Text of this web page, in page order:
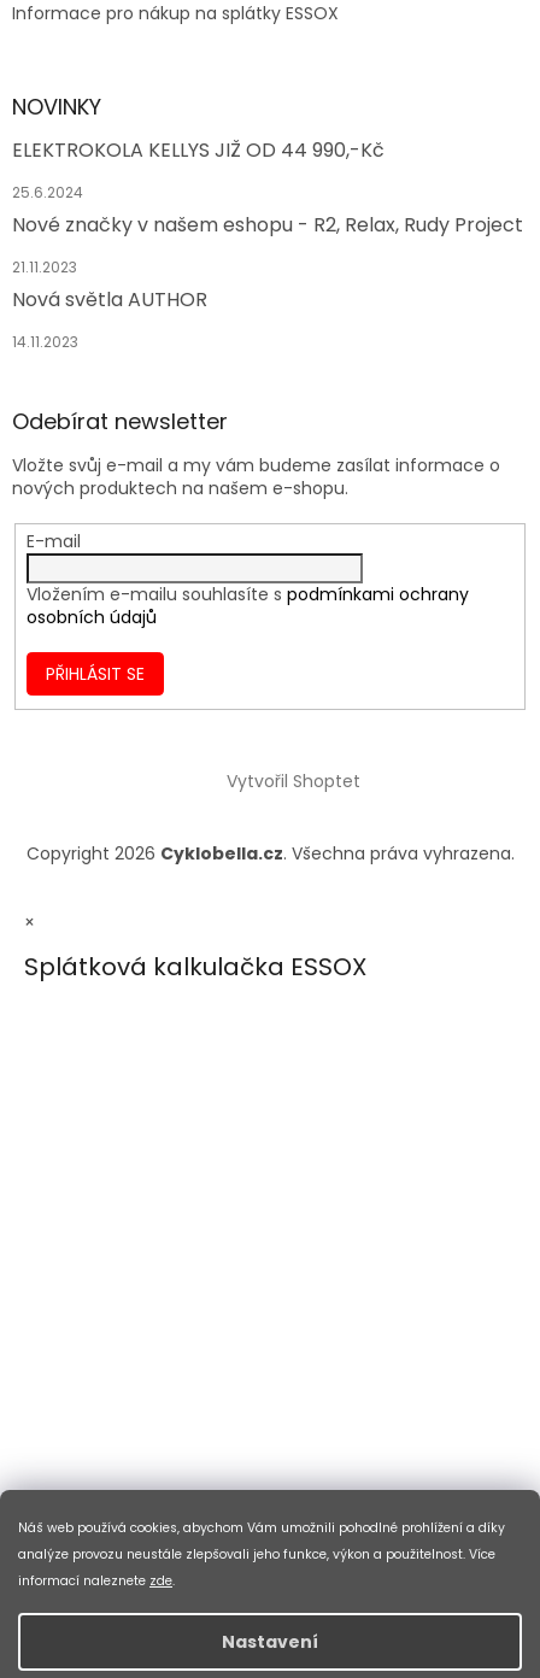
Náš web používá cookies, abychom Vám umožnili pohodlné prohlížení a díky
analýze provozu neustále zlepšovali jeho funkce, výkon a použitelnost. Více
informací naleznete zde.
Nastavení
Informace pro nákup na splátky ESSOX
NOVINKY
ELEKTROKOLA KELLYS JIŽ OD 44 990,-Kč
25.6.2024
Nové značky v našem eshopu - R2, Relax, Rudy Project
21.11.2023
Nová světla AUTHOR
14.11.2023
Odebírat newsletter
Vložte svůj e-mail a my vám budeme zasílat informace o
nových produktech na našem e-shopu.
E-mail
Vložením e-mailu souhlasíte s podmínkami ochrany
osobních údajů
PŘIHLÁSIT SE
Vytvořil Shoptet
Copyright 2026 Cyklobella.cz. Všechna práva vyhrazena.
×
Splátková kalkulačka ESSOX